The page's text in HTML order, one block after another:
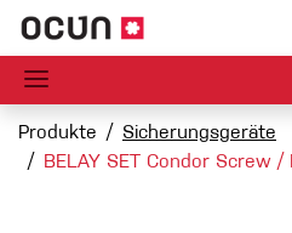
Produkte
Sicherungsgeräte
BELAY SET Condor Screw /